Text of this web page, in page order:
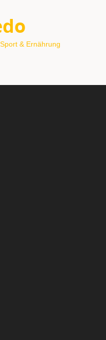
& Ernährung